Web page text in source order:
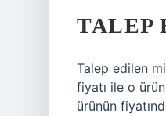
TALEP
Talep edilen
fiyatı ile o
ürünün